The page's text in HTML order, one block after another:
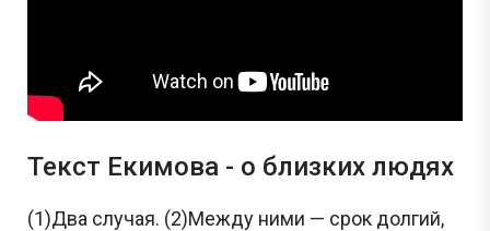
Текст Екимова - о близких людях
(1)Два случая. (2)Между ними — срок долгий,